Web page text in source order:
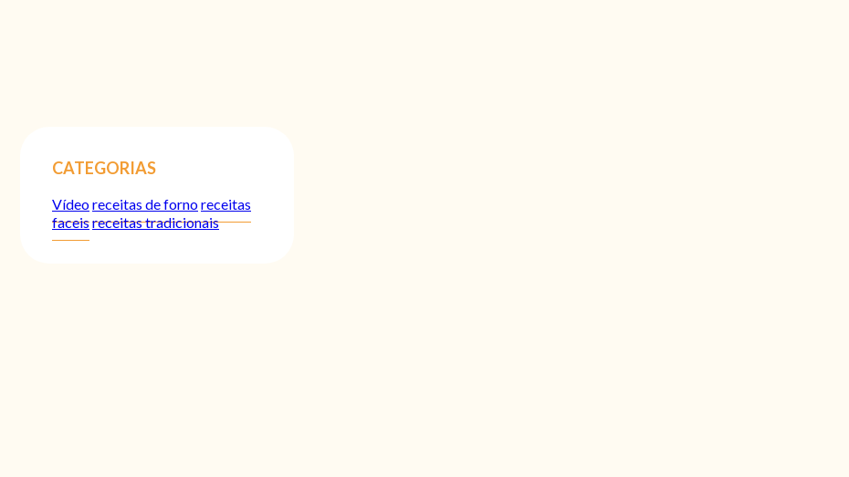
CATEGORIAS
Vídeoreceitas de fornoreceitas
faceisreceitas tradicionais